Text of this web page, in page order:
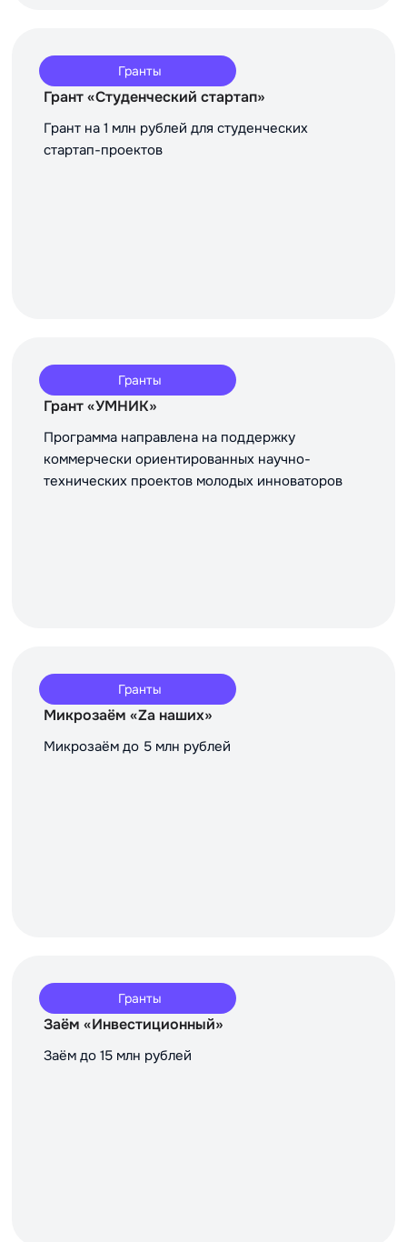
Гранты
Грант «Студенческий стартап»
Грант на 1 млн рублей для студенческих
стартап-проектов
Гранты
Грант «УМНИК»
Программа направлена на поддержку
коммерчески ориентированных научно-
технических проектов молодых инноваторов
Гранты
Микрозаём «Za наших»
Микрозаём до 5 млн рублей
Гранты
Заём «Инвестиционный»
Заём до 15 млн рублей